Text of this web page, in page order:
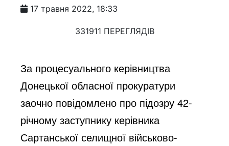
17 травня 2022, 18:33
331911 ПЕРЕГЛЯДІВ
За процесуального керівництва
Донецької обласної прокуратури
заочно повідомлено про підозру 42-
річному заступнику керівника
Сартанської селищної військово-